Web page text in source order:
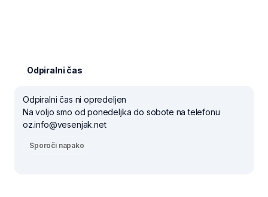
Odpiralni čas
Odpiralni čas ni opredeljen
Na voljo smo od ponedeljka do sobote na telefonu
oz.info@vesenjak.net
Sporoči napako